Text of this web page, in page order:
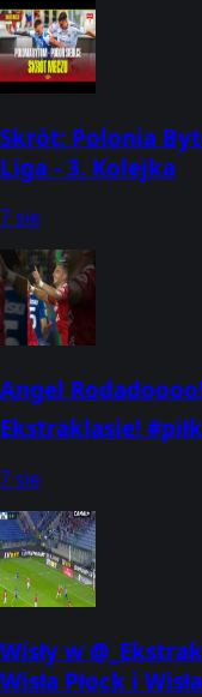
Skrót: Polonia
Liga - 3. Kolejka
7 sie
Angel
Ekstraklasie!
7 sie
Wisły w
Wisła Płock i